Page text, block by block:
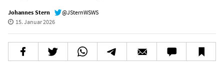
Johannes Stern
@JSternWSWS
15. Januar 2026